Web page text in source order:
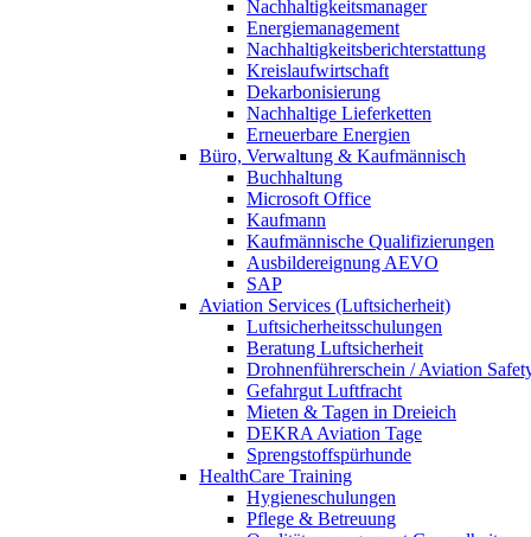
Nachhaltigkeitsmanager
Energiemanagement
Nachhaltigkeitsberichterstattung
Kreislaufwirtschaft
Dekarbonisierung
Nachhaltige Lieferketten
Erneuerbare Energien
Büro, Verwaltung & Kaufmännisch
Buchhaltung
Microsoft Office
Kaufmann
Kaufmännische Qualifizierungen
Ausbildereignung AEVO
SAP
Aviation Services (Luftsicherheit)
Luftsicherheitsschulungen
Beratung Luftsicherheit
Drohnenführerschein / Aviation
Gefahrgut Luftfracht
Mieten & Tagen in Dreieich
DEKRA Aviation Tage
Sprengstoffspürhunde
HealthCare Training
Hygieneschulungen
Pflege & Betreuung